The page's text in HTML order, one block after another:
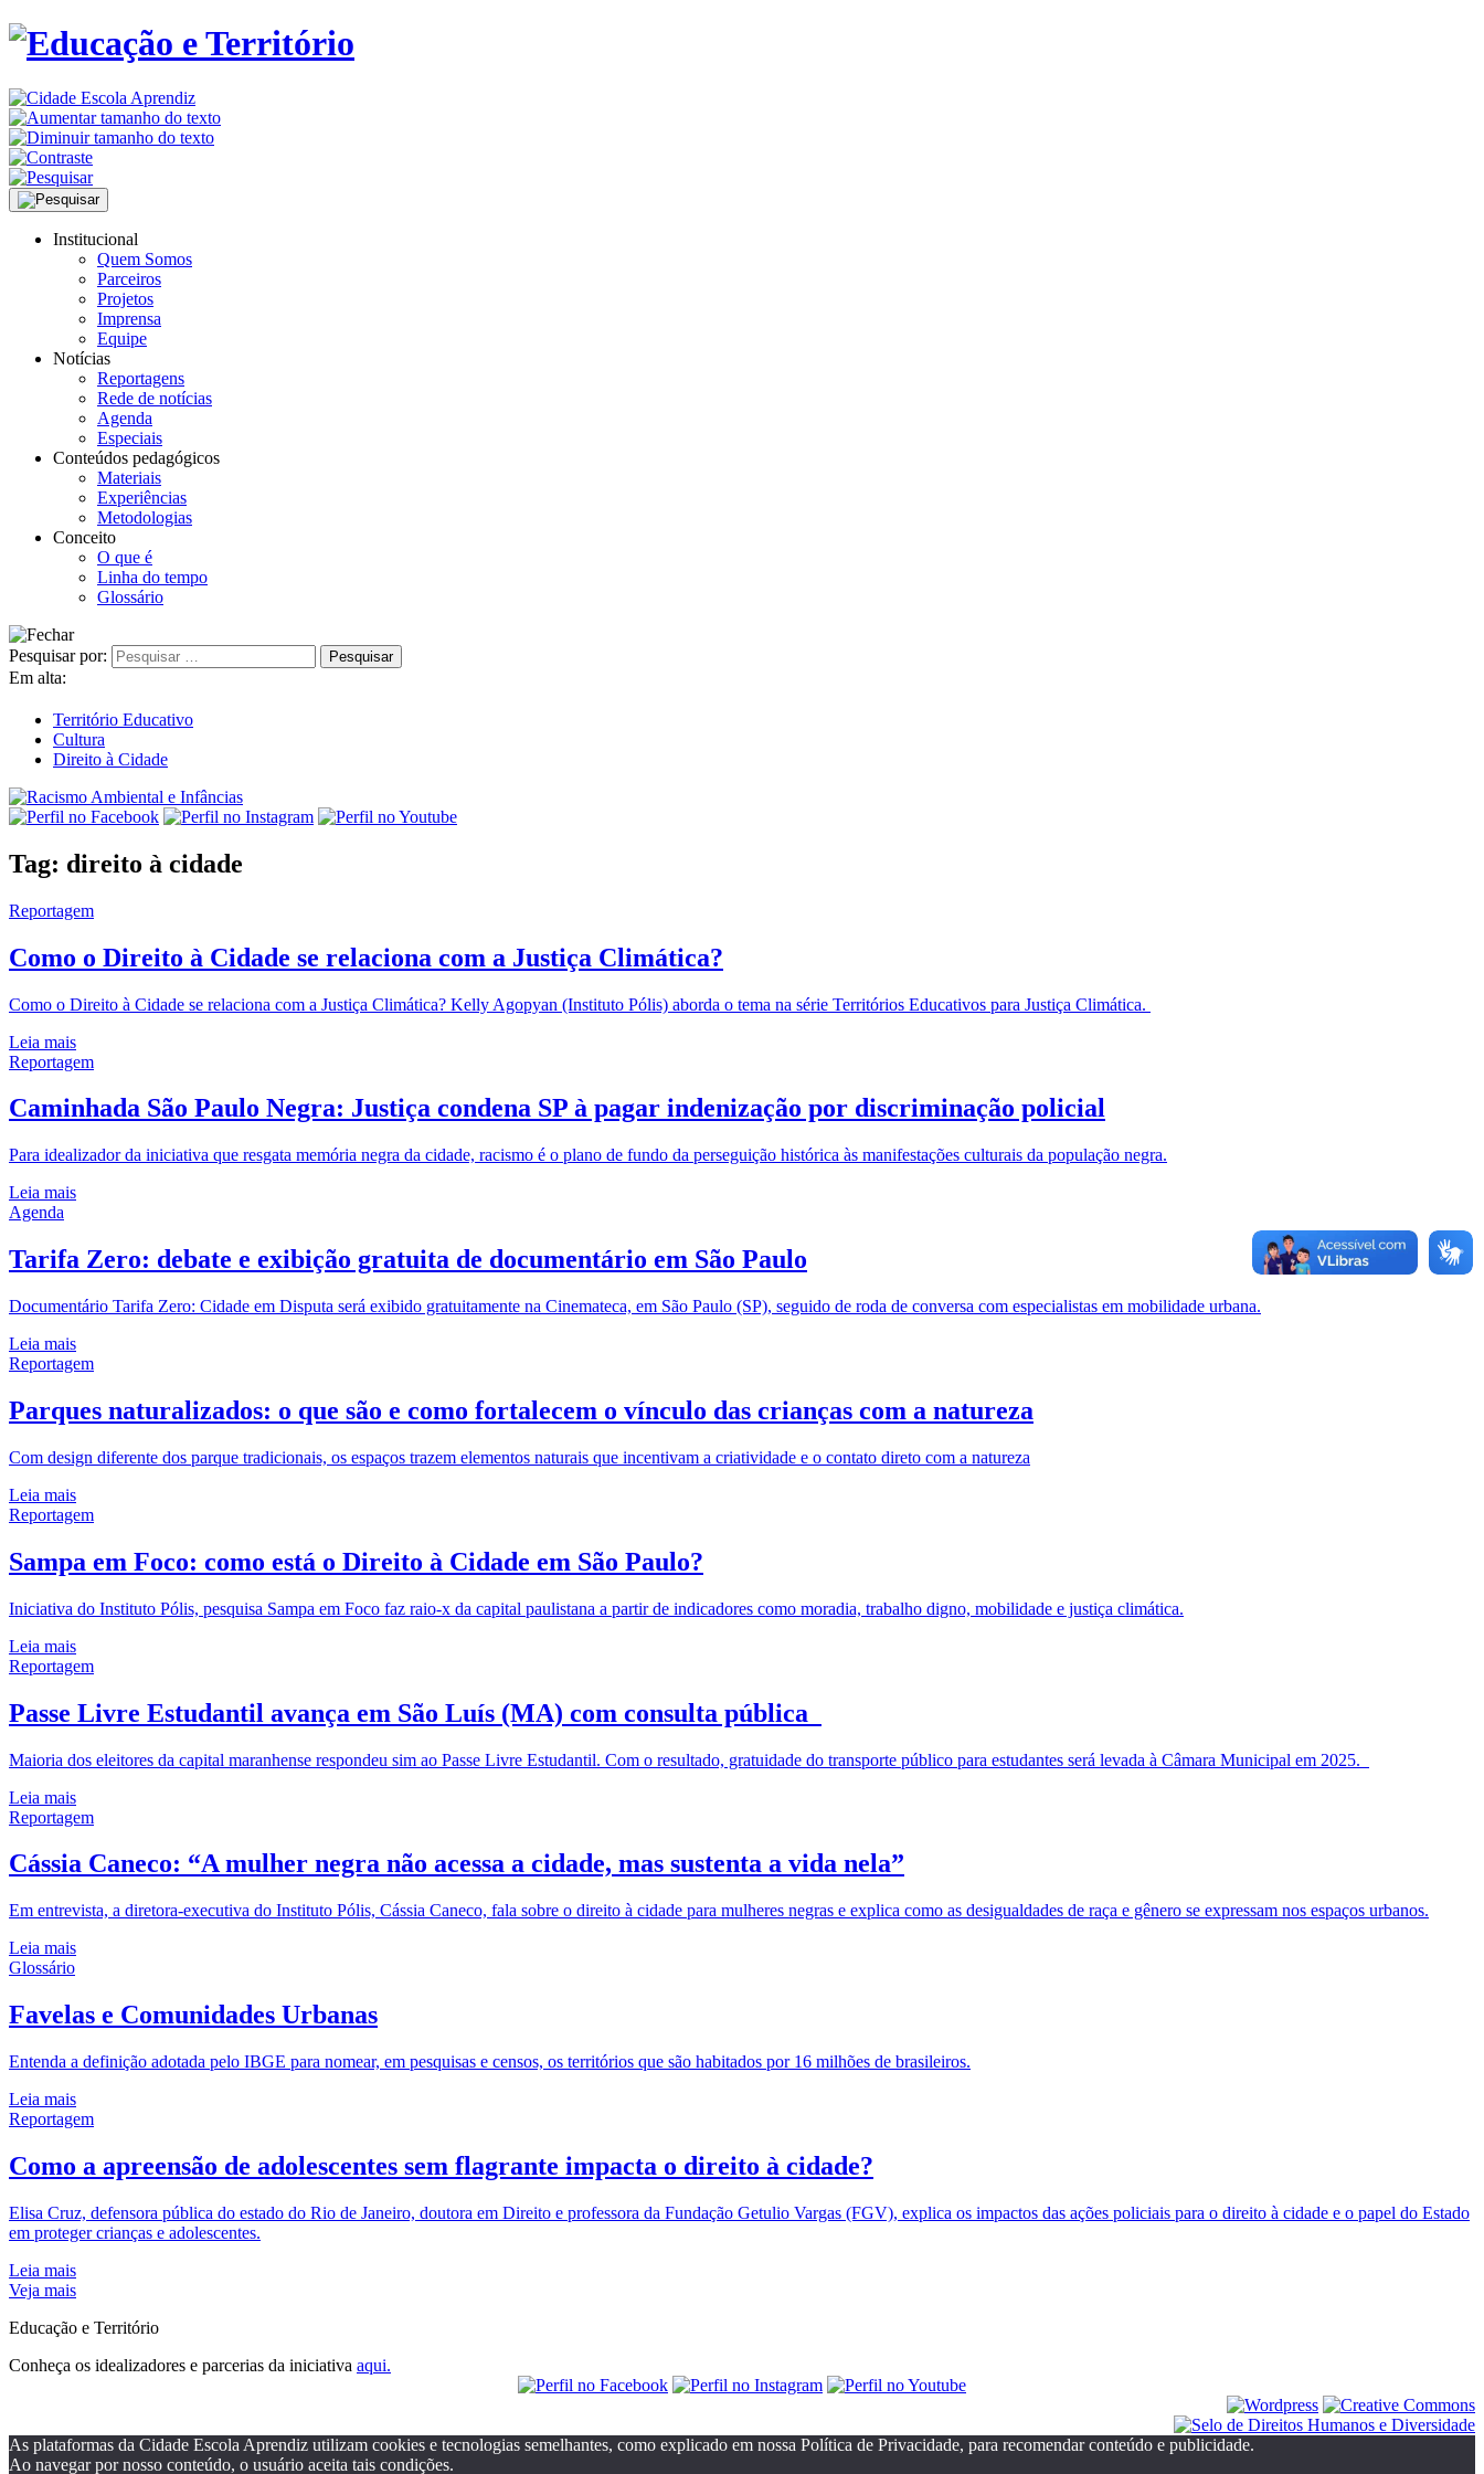
Institucional
Quem Somos
Parceiros
Projetos
Imprensa
Equipe
Notícias
Reportagens
Rede de notícias
Agenda
Especiais
Conteúdos pedagógicos
Materiais
Experiências
Metodologias
Conceito
O que é
Linha do tempo
Glossário
Pesquisar por:
Em alta:
Território Educativo
Cultura
Direito à Cidade
Tag: direito à cidade
Reportagem
Como o Direito à Cidade se relaciona com a Justiça Climática?
Como o Direito à Cidade se relaciona com a Justiça Climática? Kelly Agopyan (Instituto Pólis) aborda o tema na série Territórios Educativos para Justiça Climática.
Leia mais
Reportagem
Caminhada São Paulo Negra: Justiça condena SP à pagar indenização por discriminação policial
Para idealizador da iniciativa que resgata memória negra da cidade, racismo é o plano de fundo da perseguição histórica às manifestações culturais da população negra.
Leia mais
Agenda
Tarifa Zero: debate e exibição gratuita de documentário em São Paulo
Documentário Tarifa Zero: Cidade em Disputa será exibido gratuitamente na Cinemateca, em São Paulo (SP), seguido de roda de conversa com especialistas em mobilidade urbana.
Leia mais
Reportagem
Parques naturalizados: o que são e como fortalecem o vínculo das crianças com a natureza
Com design diferente dos parque tradicionais, os espaços trazem elementos naturais que incentivam a criatividade e o contato direto com a natureza
Leia mais
Reportagem
Sampa em Foco: como está o Direito à Cidade em São Paulo?
Iniciativa do Instituto Pólis, pesquisa Sampa em Foco faz raio-x da capital paulistana a partir de indicadores como moradia, trabalho digno, mobilidade e justiça climática.
Leia mais
Reportagem
Passe Livre Estudantil avança em São Luís (MA) com consulta pública
Maioria dos eleitores da capital maranhense respondeu sim ao Passe Livre Estudantil. Com o resultado, gratuidade do transporte público para estudantes será levada à Câmara Municipal em 2025.
Leia mais
Reportagem
Cássia Caneco: “A mulher negra não acessa a cidade, mas sustenta a vida nela”
Em entrevista, a diretora-executiva do Instituto Pólis, Cássia Caneco, fala sobre o direito à cidade para mulheres negras e explica como as desigualdades de raça e gênero se expressam nos espaços urbanos.
Leia mais
Glossário
Favelas e Comunidades Urbanas
Entenda a definição adotada pelo IBGE para nomear, em pesquisas e censos, os territórios que são habitados por 16 milhões de brasileiros.
Leia mais
Reportagem
Como a apreensão de adolescentes sem flagrante impacta o direito à cidade?
Elisa Cruz, defensora pública do estado do Rio de Janeiro, doutora em Direito e professora da Fundação Getulio Vargas (FGV), explica os impactos das ações policiais para o direito à cidade e o papel do Estado
em proteger crianças e adolescentes.
Leia mais
Veja mais
Educação e Território
Conheça os idealizadores e parcerias da iniciativa aqui.
As plataformas da Cidade Escola Aprendiz utilizam cookies e tecnologias semelhantes, como explicado em nossa Política de Privacidade, para recomendar conteúdo e publicidade.
Ao navegar por nosso conteúdo, o usuário aceita tais condições.